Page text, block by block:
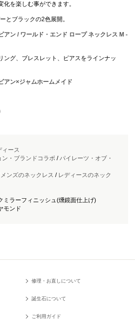
を楽しむ事ができます。
とブラックの2色展開。
アン / ワールド・エンド ロープ ネックレス M -
ング、ブレスレット、ピアスをラインナッ
アン×ジャムホームメイド
ィース
ン・ブランドコラボ / パイレーツ・オブ・
メンズのネックレス / レディースのネック
ミラーフィニッシュ(燻鏡面仕上げ)
モンド
修理・お直しについて
誕生石について
ご利用ガイド